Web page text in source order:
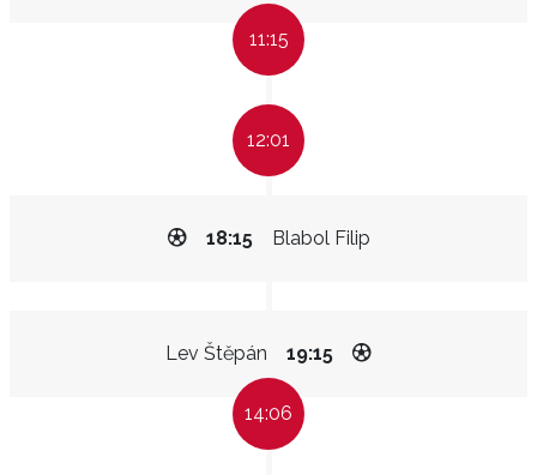
11:15
12:01
Blabol Filip
18:15
Lev Štěpán 19:15
14:06